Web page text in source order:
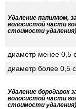
Удаление папиллом,
волосистой части
стоимости удаления)
диаметр менее 0,5
диаметр более 0,5
Удаление бородавок
волосистой части
стоимости удаления)